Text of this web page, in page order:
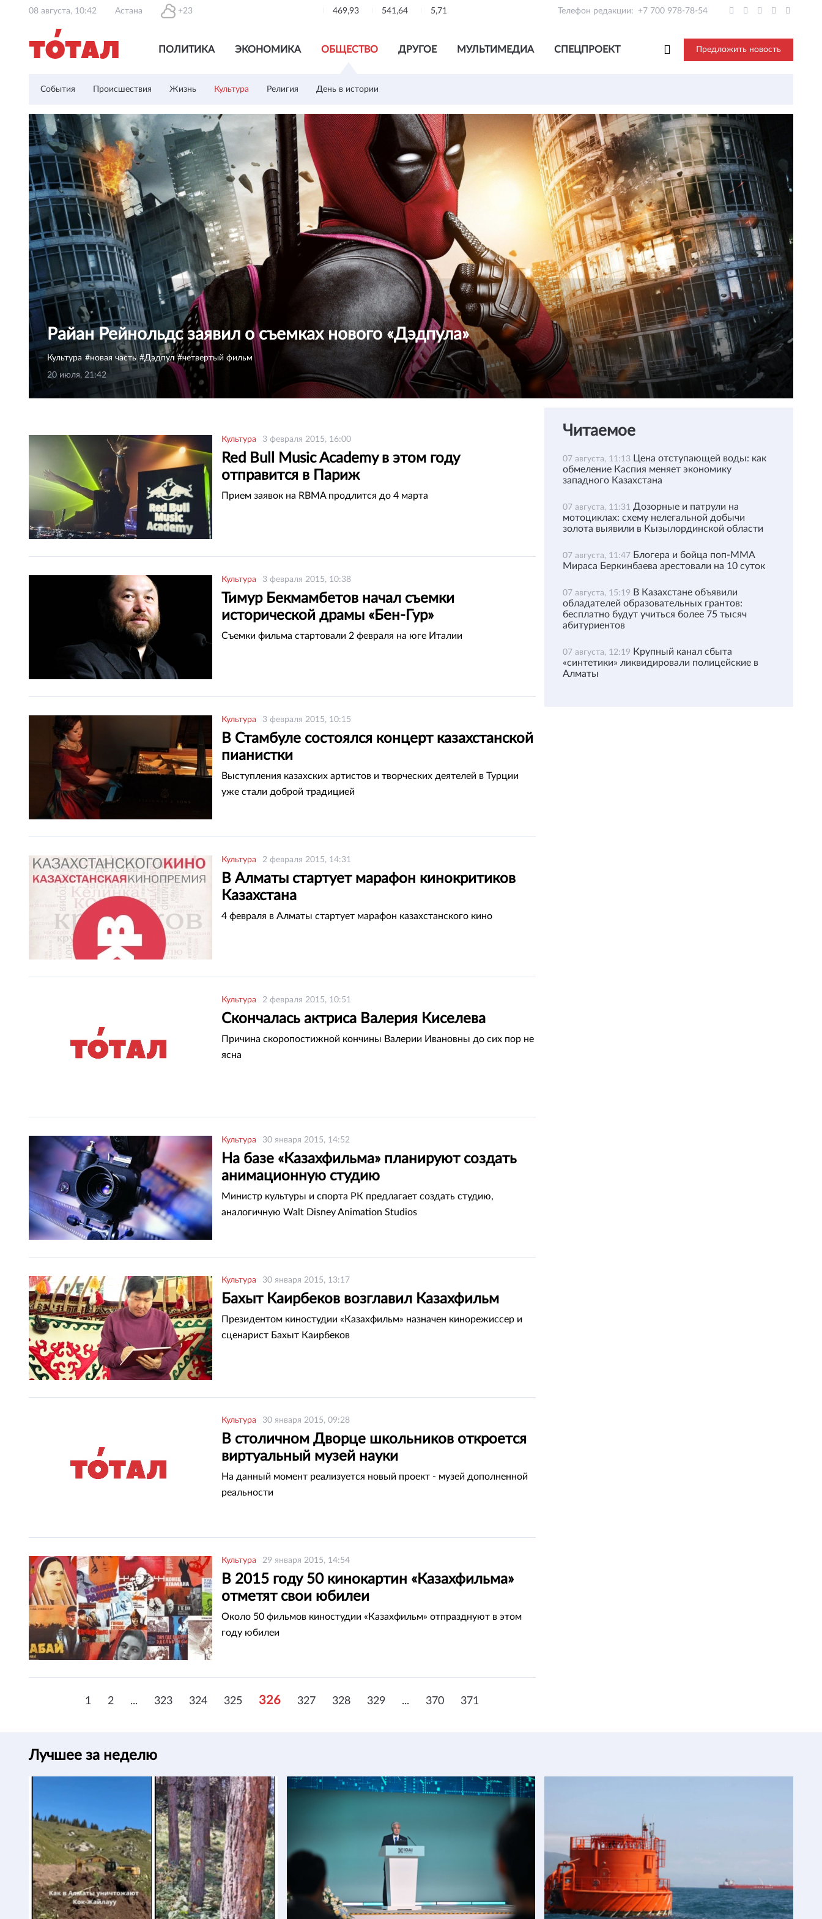
08 августа, 10:42 Астана +23 469,93 541,64 5,71 Телефон редакции: +7 700 978-78-54
ПОЛИТИКА ЭКОНОМИКА ОБЩЕСТВО ДРУГОЕ МУЛЬТИМЕДИА СПЕЦПРОЕКТ Предложить новость
События Происшествия Жизнь Культура Религия День в истории
Райан Рейнольдс заявил о съемках нового «Дэдпула»
Культура новая часть Дэдпул
четвертый фильм
20 июля, 21:42
Культура 3 февраля 2015, 16:00
Red Bull Music Academy в этом году
отправится в Париж
Прием заявок на RBMA продлится до 4 марта
Культура 3 февраля 2015, 10:38
Тимур Бекмамбетов начал съемки
исторической драмы «Бен-Гур»
Съемки фильма стартовали 2 февраля на юге Италии
Культура 3 февраля 2015, 10:15
В Стамбуле состоялся концерт казахстанской
пианистки
Выступления казахских артистов и творческих деятелей в Турции
уже стали доброй традицией
Культура 2 февраля 2015, 14:31
В Алматы стартует марафон кинокритиков
Казахстана
4 февраля в Алматы стартует марафон казахстанского кино
Культура 2 февраля 2015, 10:51
Скончалась актриса Валерия Киселева
Причина скоропостижной кончины Валерии Ивановны до сих пор не
ясна
Культура 30 января 2015, 14:52
На базе «Казахфильма» планируют создать
анимационную студию
Министр культуры и спорта РК предлагает создать студию,
аналогичную Walt Disney Animation Studios
Культура 30 января 2015, 13:17
Бахыт Каирбеков возглавил Казахфильм
Президентом киностудии «Казахфильм» назначен кинорежиссер и
сценарист Бахыт Каирбеков
Культура 30 января 2015, 09:28
В столичном Дворце школьников откроется
виртуальный музей науки
На данный момент реализуется новый проект - музей дополненной
реальности
Культура 29 января 2015, 14:54
В 2015 году 50 кинокартин «Казахфильма»
отметят свои юбилеи
Около 50 фильмов киностудии «Казахфильм» отпразднуют в этом
году юбилеи
1 2 ... 323 324 325 326 327 328 329 ... 370 371
Читаемое
07 августа, 11:13 Цена отступающей воды: как
обмеление Каспия меняет экономику
западного Казахстана
07 августа, 11:31 Дозорные и патрули на
мотоциклах: схему нелегальной добычи
золота выявили в Кызылординской области
07 августа, 11:47 Блогера и бойца поп-ММА
Мираса Беркинбаева арестовали на 10 суток
07 августа, 15:19 В Казахстане объявили
обладателей образовательных грантов:
бесплатно будут учиться более 75 тысяч
абитуриентов
07 августа, 12:19 Крупный канал сбыта
«синтетики» ликвидировали полицейские в
Алматы
Лучшее за неделю